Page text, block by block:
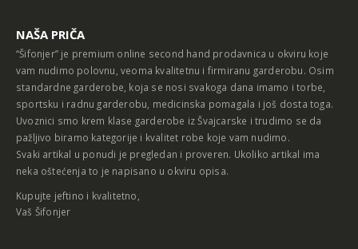
NAŠA PRIČA
“Šifonjer” je premium online second hand prodavnica u okviru koje
vam nudimo polovnu, veoma kvalitetnu i firmiranu garderobu. Osim
standardne garderobe, koja se nosi svakoga dana imamo i torbe,
sportsku i radnu garderobu, medicinska pomagala i još dosta toga.
Uvoznici smo krem klase garderobe iz Švajcarske i trudimo se da
pažljivo biramo kategorije i kvalitet robe koje vam nudimo.
Svaki artikal u ponudi je pregledan i proveren. Ukoliko artikal ima
neka oštećenja to je napisano u okviru opisa.
Kupujte jeftino i kvalitetno,
Vaš Šifonjer